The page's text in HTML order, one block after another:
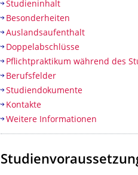
Studieninhalt
Besonderheiten
Auslandsaufenthalt
Doppelabschlüsse
Pflichtpraktikum während des
Berufsfelder
Studiendokumente
Kontakte
Weitere Informationen